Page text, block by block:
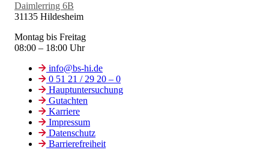
Daimlerring 6B
31135 Hildesheim
Montag bis Freitag
08:00 – 18:00 Uhr
info@bs-hi.de
0 51 21 / 29 20 – 0
Hauptuntersuchung
Gutachten
Karriere
Impressum
Datenschutz
Barrierefreiheit